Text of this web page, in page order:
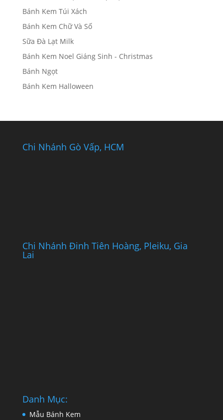
Bánh Kem Túi Xách
Bánh Kem Chữ Và Số
Sữa Đà Lạt Milk
Bánh Kem Noel Giáng Sinh - Christmas
Bánh Ngọt
Bánh Kem Halloween
Chi Nhánh Gò Vấp, HCM
Chi Nhánh Đinh Tiên Hoàng, Pleiku, Gia
Lai
Danh Mục:
Mẫu Bánh Kem